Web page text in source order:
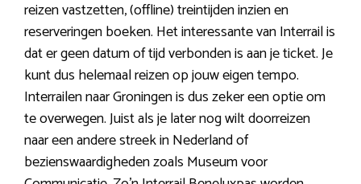
reizen vastzetten, (offline) treintijden inzien en
reserveringen boeken. Het interessante van Interrail is
dat er geen datum of tijd verbonden is aan je ticket. Je
kunt dus helemaal reizen op jouw eigen tempo.
Interrailen naar Groningen is dus zeker een optie om
te overwegen. Juist als je later nog wilt doorreizen
naar een andere streek in Nederland of
bezienswaardigheden zoals Museum voor